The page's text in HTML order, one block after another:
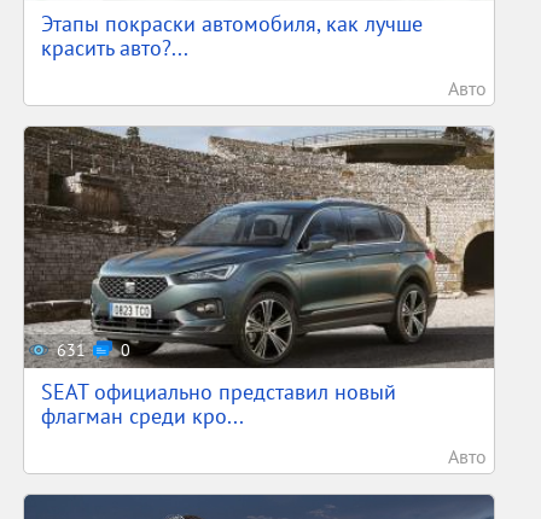
Этапы покраски автомобиля, как лучше
красить авто?...
Авто
631 0
SEAT официально представил новый
флагман среди кро...
Авто